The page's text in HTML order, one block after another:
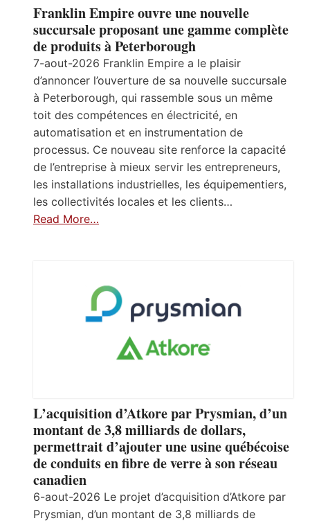
Franklin Empire ouvre une nouvelle
succursale proposant une gamme complète
de produits à Peterborough
7-aout-2026 Franklin Empire a le plaisir
d’annoncer l’ouverture de sa nouvelle succursale
à Peterborough, qui rassemble sous un même
toit des compétences en électricité, en
automatisation et en instrumentation de
processus. Ce nouveau site renforce la capacité
de l’entreprise à mieux servir les entrepreneurs,
les installations industrielles, les équipementiers,
les collectivités locales et les clients…
Read More…
L’acquisition d’Atkore par Prysmian, d’un
montant de 3,8 milliards de dollars,
permettrait d’ajouter une usine québécoise
de conduits en fibre de verre à son réseau
canadien
6-aout-2026 Le projet d’acquisition d’Atkore par
Prysmian, d’un montant de 3,8 milliards de